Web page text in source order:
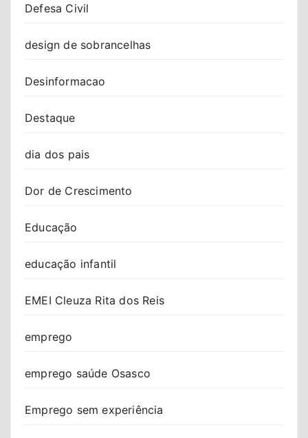
Defesa Civil
design de sobrancelhas
Desinformacao
Destaque
dia dos pais
Dor de Crescimento
Educação
educação infantil
EMEI Cleuza Rita dos Reis
emprego
emprego saúde Osasco
Emprego sem experiência